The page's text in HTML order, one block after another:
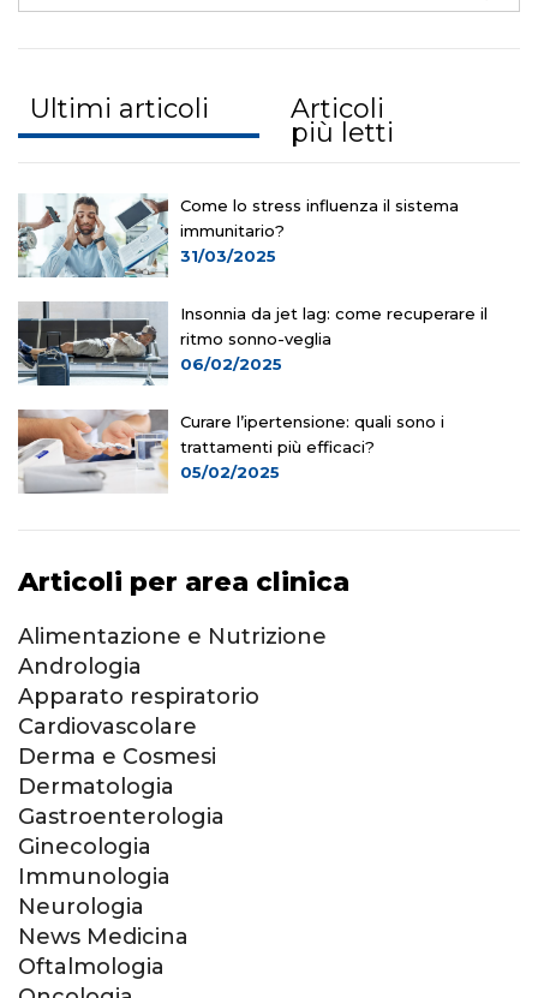
Ultimi articoli Articoli
più letti
Come lo stress influenza il sistema
immunitario?
31/03/2025
Insonnia da jet lag: come recuperare il
ritmo sonno-veglia
06/02/2025
Curare l’ipertensione: quali sono i
trattamenti più efficaci?
05/02/2025
Articoli per area clinica
Alimentazione e Nutrizione
Andrologia
Apparato respiratorio
Cardiovascolare
Derma e Cosmesi
Dermatologia
Gastroenterologia
Ginecologia
Immunologia
Neurologia
News Medicina
Oftalmologia